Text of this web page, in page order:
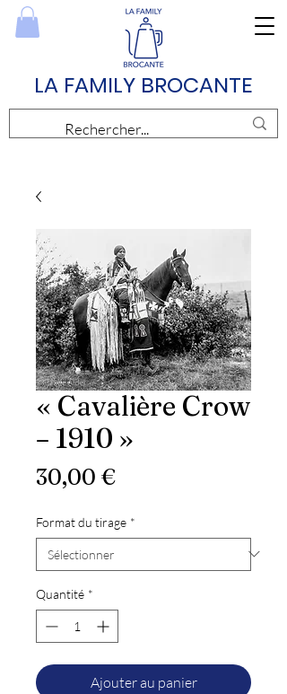
LA FAMILY BROCANTE
« Cavalière Crow
– 1910 »
30,00 €Prix
Format du tirage *
Quantité *
Ajouter au panier